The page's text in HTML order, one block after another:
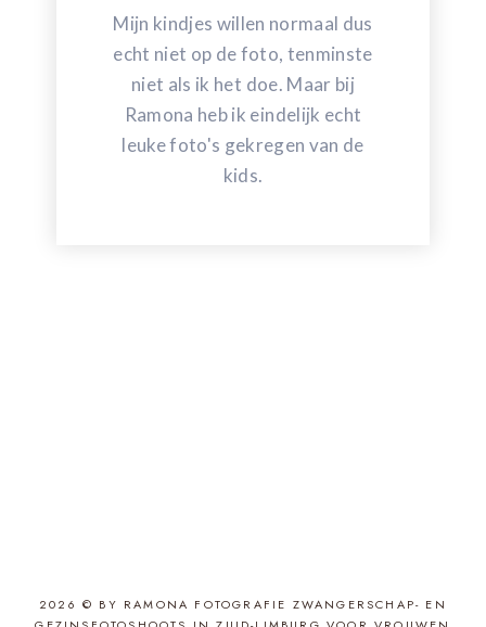
Mijn kindjes willen normaal dus
echt niet op de foto, tenminste
niet als ik het doe. Maar bij
Ramona heb ik eindelijk echt
leuke foto's gekregen van de
kids.
2026 © BY RAMONA FOTOGRAFIE ZWANGERSCHAP- EN